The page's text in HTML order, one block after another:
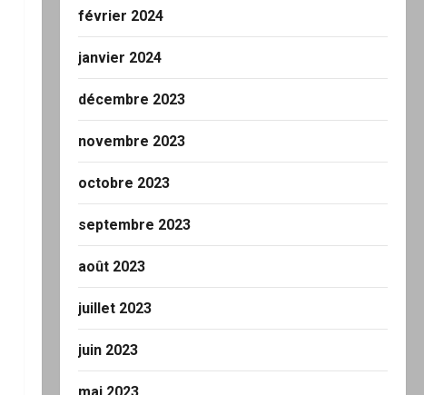
février 2024
janvier 2024
décembre 2023
novembre 2023
octobre 2023
septembre 2023
août 2023
juillet 2023
juin 2023